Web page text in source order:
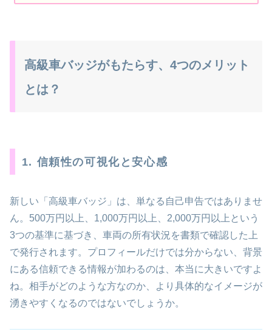
高級車バッジがもたらす、4つのメリット
とは？
1. 信頼性の可視化と安心感
新しい「高級車バッジ」は、単なる自己申告ではありませ
ん。500万円以上、1,000万円以上、2,000万円以上という
3つの基準に基づき、車両の所有状況を書類で確認した上
で発行されます。プロフィールだけでは分からない、背景
にある信頼できる情報が加わるのは、本当に大きいですよ
ね。相手がどのような方なのか、より具体的なイメージが
湧きやすくなるのではないでしょうか。